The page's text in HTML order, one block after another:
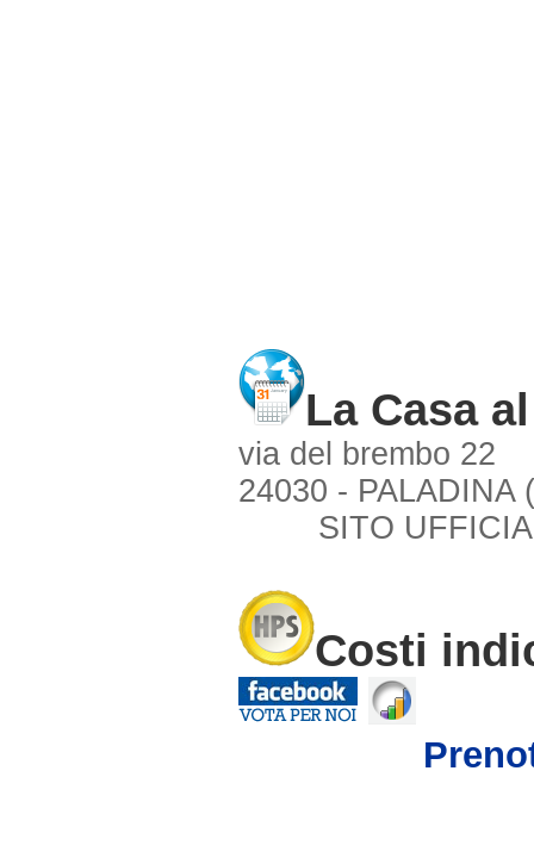
La Casa
via del brembo 22
24030 - PALADINA
SITO
Costi